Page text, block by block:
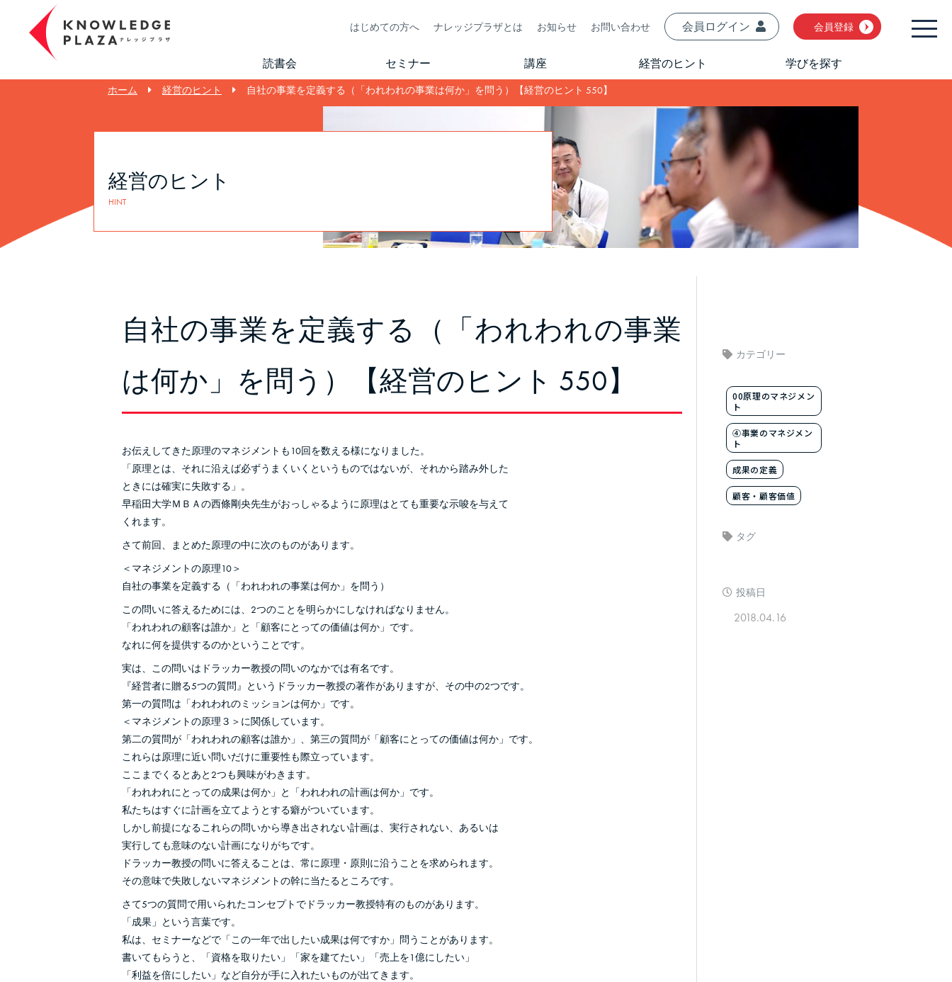
はじめての方へ ナレッジプラザとは お知らせ お問い合わせ 会員ログイン 会員登録
読書会 セミナー 講座 経営のヒント 学びを探す
ホーム 経営のヒント 自社の事業を定義する（「われわれの事業は何か」を問う）【経営のヒント 550】
経営のヒント
HINT
自社の事業を定義する（「われわれの事業
は何か」を問う）【経営のヒント 550】
お伝えしてきた原理のマネジメントも10回を数える様になりました。
「原理とは、それに沿えば必ずうまくいくというものではないが、それから踏み外した
ときには確実に失敗する」。
早稲田大学ＭＢＡの西條剛央先生がおっしゃるように原理はとても重要な示唆を与えて
くれます。
さて前回、まとめた原理の中に次のものがあります。
＜マネジメントの原理10＞
自社の事業を定義する（「われわれの事業は何か」を問う）
この問いに答えるためには、2つのことを明らかにしなければなりません。
「われわれの顧客は誰か」と「顧客にとっての価値は何か」です。
なれに何を提供するのかということです。
実は、この問いはドラッカー教授の問いのなかでは有名です。
『経営者に贈る5つの質問』というドラッカー教授の著作がありますが、その中の2つです。
第一の質問は「われわれのミッションは何か」です。
＜マネジメントの原理３＞に関係しています。
第二の質問が「われわれの顧客は誰か」、第三の質問が「顧客にとっての価値は何か」です。
これらは原理に近い問いだけに重要性も際立っています。
ここまでくるとあと2つも興味がわきます。
「われわれにとっての成果は何か」と「われわれの計画は何か」です。
私たちはすぐに計画を立てようとする癖がついています。
しかし前提になるこれらの問いから導き出されない計画は、実行されない、あるいは
実行しても意味のない計画になりがちです。
ドラッカー教授の問いに答えることは、常に原理・原則に沿うことを求められます。
その意味で失敗しないマネジメントの幹に当たるところです。
さて5つの質問で用いられたコンセプトでドラッカー教授特有のものがあります。
「成果」という言葉です。
私は、セミナーなどで「この一年で出したい成果は何ですか」問うことがあります。
書いてもらうと、「資格を取りたい」「家を建てたい」「売上を1億にしたい」
「利益を倍にしたい」など自分が手に入れたいものが出てきます。
カテゴリー
00原理のマネジメン
ト
④事業のマネジメン
ト
成果の定義
顧客・顧客価値
タグ
投稿日
2018.04.16